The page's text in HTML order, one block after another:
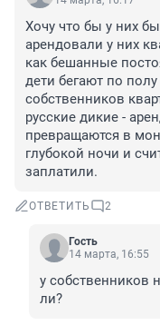
Хочу что бы у них
арендовали у них
как бешанные
дети бегают по
собственников
русские дикие -
превращаются в
глубокой ночи и
заплатили.
ОТВЕТИТЬ 2
Гость
14 марта, 16:55
у собственников
ли?